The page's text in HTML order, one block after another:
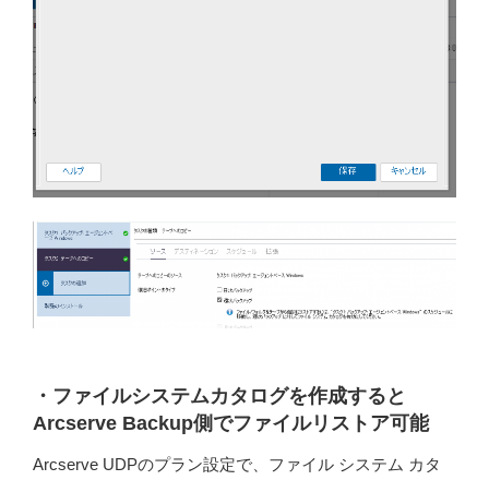
・ファイルシステムカタログを作成すると
Arcserve Backup側でファイルリストア可能
Arcserve UDPのプラン設定で、ファイル システム カタ